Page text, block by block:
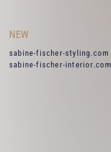
NEW
sabine-fischer-styling.com
sabine-fischer-interior.com